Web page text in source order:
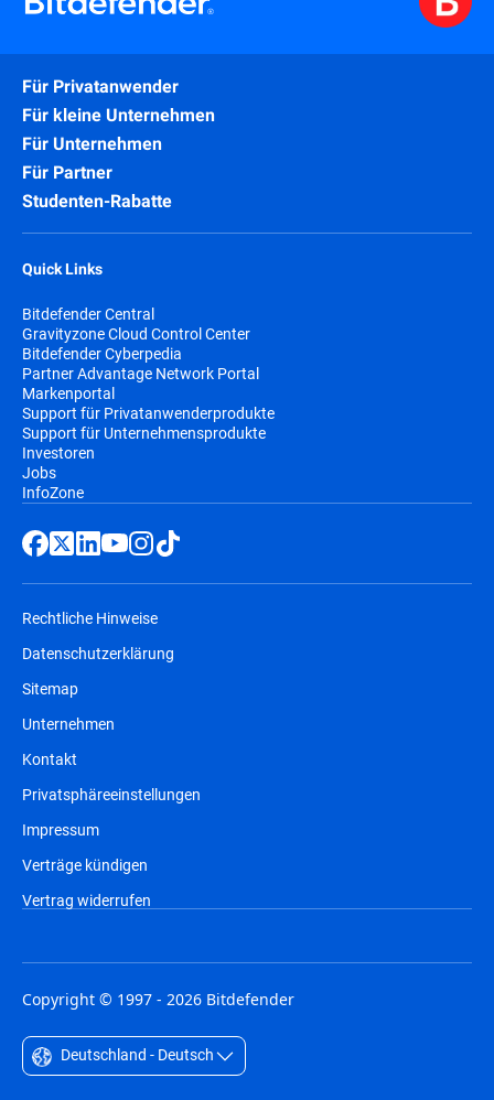
Für Privatanwender
Für kleine Unternehmen
Für Unternehmen
Für Partner
Studenten-Rabatte
Quick Links
Bitdefender Central
Gravityzone Cloud Control Center
Bitdefender Cyberpedia
Partner Advantage Network Portal
Markenportal
Support für Privatanwenderprodukte
Support für Unternehmensprodukte
Investoren
Jobs
InfoZone
Rechtliche Hinweise
Datenschutzerklärung
Sitemap
Unternehmen
Kontakt
Privatsphäreeinstellungen
Impressum
Verträge kündigen
Vertrag widerrufen
Copyright © 1997 - 2026 Bitdefender
Deutschland - Deutsch